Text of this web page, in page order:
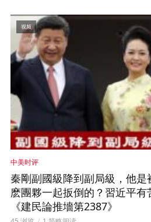
视频
中美时评
秦剛副國級降到副局級，他
麽團夥一起扳倒的？習近平有
《建民論推墻第2387》